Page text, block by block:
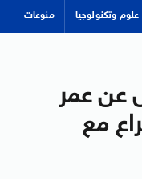
علوم وتكنولوجيا منوعات
عن عمر
صراع مع